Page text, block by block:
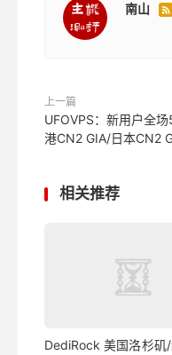
南山 
上一篇
UFOVPS：新用户全
港CN2 GIA/日本CN2
相关推荐
DediRock 美国洛杉矶